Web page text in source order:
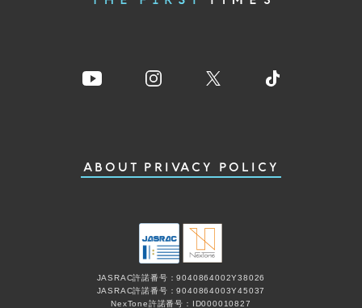
ABOUT PRIVACY POLICY
JASRAC許諾番号：9040864002Y38026
JASRAC許諾番号：9040864003Y45037
NexTone許諾番号：ID000010827